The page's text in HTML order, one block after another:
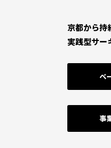
京都から持
実践型サー
ベ
事